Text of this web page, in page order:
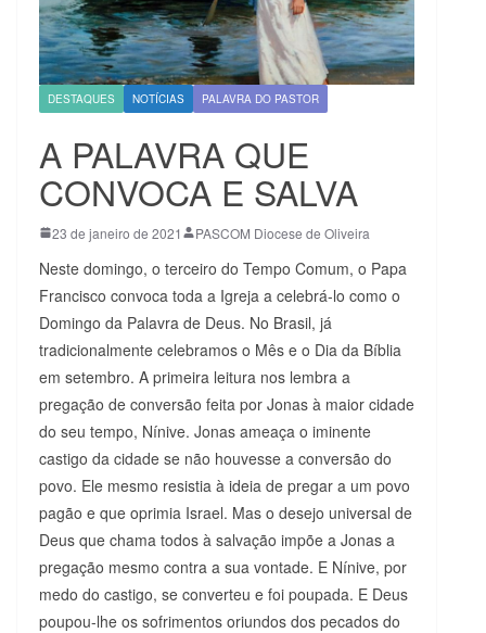
DESTAQUES NOTÍCIAS PALAVRA DO PASTOR
A PALAVRA QUE
CONVOCA E SALVA
23 de janeiro de 2021 PASCOM Diocese de Oliveira
Neste domingo, o terceiro do Tempo Comum, o Papa
Francisco convoca toda a Igreja a celebrá-lo como o
Domingo da Palavra de Deus. No Brasil, já
tradicionalmente celebramos o Mês e o Dia da Bíblia
em setembro. A primeira leitura nos lembra a
pregação de conversão feita por Jonas à maior cidade
do seu tempo, Nínive. Jonas ameaça o iminente
castigo da cidade se não houvesse a conversão do
povo. Ele mesmo resistia à ideia de pregar a um povo
pagão e que oprimia Israel. Mas o desejo universal de
Deus que chama todos à salvação impõe a Jonas a
pregação mesmo contra a sua vontade. E Nínive, por
medo do castigo, se converteu e foi poupada. E Deus
poupou-lhe os sofrimentos oriundos dos pecados do